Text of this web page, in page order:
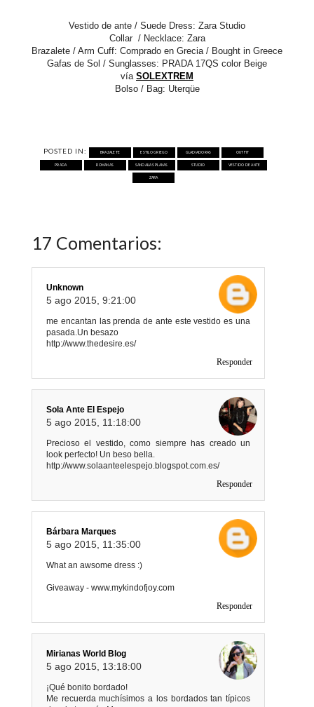
Vestido de ante / Suede Dress: Zara Studio
Collar / Necklace: Zara
Brazalete / Arm Cuff: Comprado en Grecia / Bought in Greece
Gafas de Sol / Sunglasses: PRADA 17QS color Beige
vía SOLEXTREM
Bolso / Bag: Uterqüe
POSTED IN: BRAZALETE ESTILO GRIEGO GLADIADORAS OUTFIT
PRADA ROMANAS SANDALIAS PLANAS STUDIO VESTIDO DE ANTE
ZARA
17 Comentarios:
Unknown
5 ago 2015, 9:21:00
me encantan las prenda de ante este vestido es una
pasada.Un besazo
http://www.thedesire.es/
Responder
Sola Ante El Espejo
5 ago 2015, 11:18:00
Precioso el vestido, como siempre has creado un
look perfecto! Un beso bella.
http://www.solaanteelespejo.blogspot.com.es/
Responder
Bárbara Marques
5 ago 2015, 11:35:00
What an awsome dress :)
Giveaway - www.mykindofjoy.com
Responder
Mirianas World Blog
5 ago 2015, 13:18:00
¡Qué bonito bordado!
Me recuerda muchísimos a los bordados tan típicos